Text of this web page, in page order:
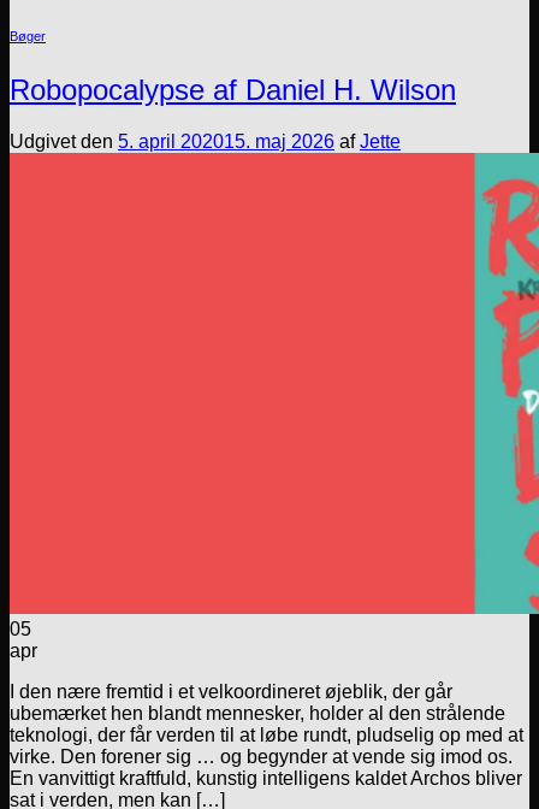
Bøger
Robopocalypse af Daniel H. Wilson
Udgivet den 5. april 202015. maj 2026 afJette
05
apr
I den nære fremtid i et velkoordineret øjeblik, der går
ubemærket hen blandt mennesker, holder al den strålende
teknologi, der får verden til at løbe rundt, pludselig op med at
virke. Den forener sig … og begynder at vende sig imod os.
En vanvittigt kraftfuld, kunstig intelligens kaldet Archos bliver
sat i verden, men kan […]